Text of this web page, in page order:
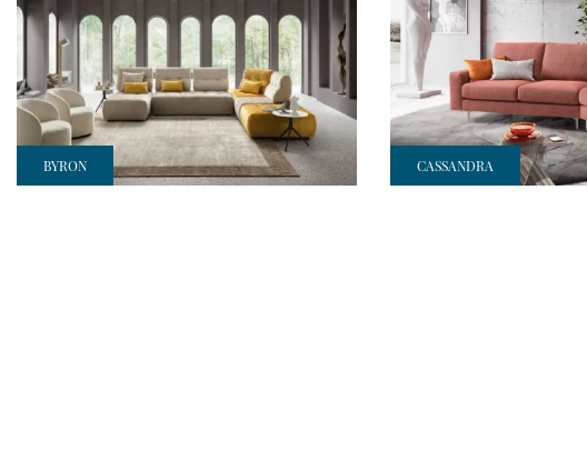
BYRON CASSANDRA